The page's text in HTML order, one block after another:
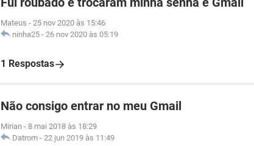
Mateus - 25 nov 2020 às 15:46
ninha25 - 26 nov 2020 às 05:19
1 Respostas
Não consigo entrar no meu Gmail
Mirian - 8 mai 2018 às 18:29
Datrom - 22 jun 2019 às 11:49